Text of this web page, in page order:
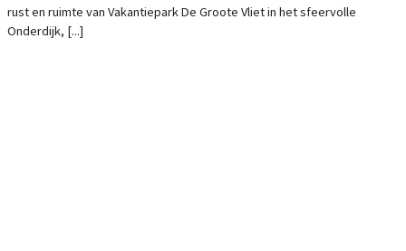
rust en ruimte van Vakantiepark De Groote Vliet in het sfeervolle
Onderdijk, [...]